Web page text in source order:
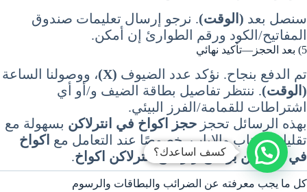
سنصل بعد (الوقت). نرجو إرسال تعليمات صندوق
المفاتيح/الكود ورقم الطوارئ إن أمكن.
5) بعد الحجز—تأكيد نهائي
تم الدفع بنجاح. نؤكد عدد الضيوف (X)
، ووصولنا الساعة
(الوقت). ننتظر تفاصيل بطاقة الضيف و/أو أي
اشتراطات للقمامة/الفرز البيئي.
بهذه الرسائل تحجز حجز اكواخ في انترلاكن بسهولة مع
تقليل الذهاب والإياب، خصوصًا عند التعامل مع اكواخ
في انترلاكن بوكينجوبوكينج انترلاكن اكواخ.
كل ما يجب معرفته عن الضرائب والبطاقات والرسوم
كسف اساعدك؟